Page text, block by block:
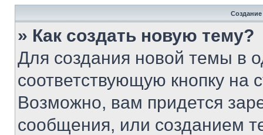
» Как создать новую тему?
Для создания новой темы в
соответствующую кнопку
Возможно, вам придется
сообщения, или созданием